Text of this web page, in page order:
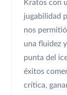
Kratos con
jugabilidad
nos
una fluidez
punta del
éxitos
crítica,